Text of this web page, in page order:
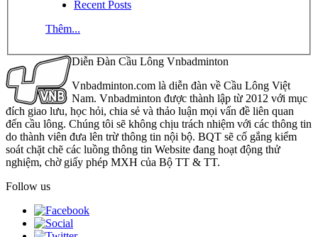
Recent Posts
Thêm...
Diễn Đàn Cầu Lông Vnbadminton
Vnbadminton.com là diễn đàn về Cầu Lông Việt
Nam. Vnbadminton được thành lập từ 2012 với mục
đích giao lưu, học hỏi, chia sẻ và thảo luận mọi vấn đề liên quan
đến cầu lông. Chúng tôi sẽ không chịu trách nhiệm với các thông tin
do thành viên đưa lên trừ thông tin nội bộ. BQT sẽ cố gắng kiểm
soát chặt chẽ các luồng thông tin Website đang hoạt động thử
nghiệm, chờ giấy phép MXH của Bộ TT & TT.
Follow us